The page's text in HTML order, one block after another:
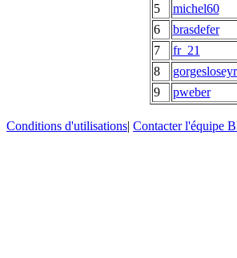
5
michel60
6
brasdefer
7
fr_21
8
9
pweber
Conditions d'utilisations| Contacter l'équipe